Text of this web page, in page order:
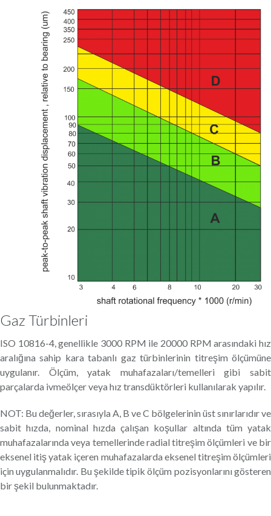
Gaz Türbinleri
ISO 10816-4, genellikle 3000 RPM ile 20000 RPM arasındaki hız
aralığına sahip kara tabanlı gaz türbinlerinin titreşim ölçümüne
uygulanır. Ölçüm, yatak muhafazaları/temelleri gibi sabit
parçalarda ivmeölçer veya hız transdüktörleri kullanılarak yapılır.
NOT: Bu değerler, sırasıyla A, B ve C bölgelerinin üst sınırlarıdır ve
sabit hızda, nominal hızda çalışan koşullar altında tüm yatak
muhafazalarında veya temellerinde radial titreşim ölçümleri ve bir
eksenel itiş yatak içeren muhafazalarda eksenel titreşim ölçümleri
için uygulanmalıdır. Bu şekilde tipik ölçüm pozisyonlarını gösteren
bir şekil bulunmaktadır.